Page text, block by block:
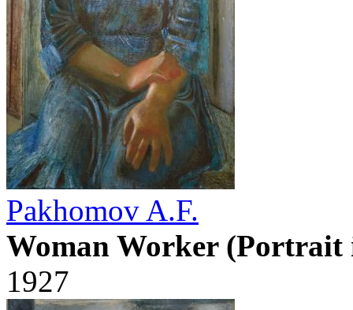
Pakhomov A.F.
Woman Worker (Portrait
1927